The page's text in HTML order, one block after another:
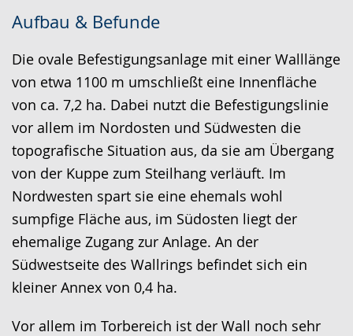
Aufbau & Befunde
Leichten
Sprache
wechseln.
Audio-
Unterstützung.
Video
in
Deutscher
Gebärdensprache
angezeigt.
Die ovale Befestigungsanlage mit einer Walllänge
von etwa 1100 m umschließt eine Innenfläche
von ca. 7,2 ha. Dabei nutzt die Befestigungslinie
vor allem im Nordosten und Südwesten die
topografische Situation aus, da sie am Übergang
von der Kuppe zum Steilhang verläuft. Im
Nordwesten spart sie eine ehemals wohl
sumpfige Fläche aus, im Südosten liegt der
ehemalige Zugang zur Anlage. An der
Südwestseite des Wallrings befindet sich ein
kleiner Annex von 0,4 ha.
Vor allem im Torbereich ist der Wall noch sehr